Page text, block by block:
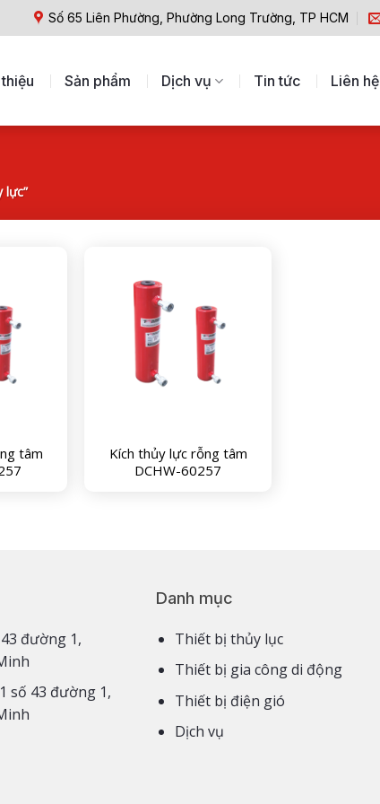
Số 65 Liên Phường, Phường Long Trường, TP HCM
Sản phẩm Dịch vụ Tin tức Liên hệ
lực”
tâm
Kích thủy lực rỗng tâm
DCHW-60257
43 đường 1,
số 43 đường 1,
Danh mục
Thiết bị thủy lục
Thiết bị gia công di động
Thiết bị điện gió
Dịch vụ